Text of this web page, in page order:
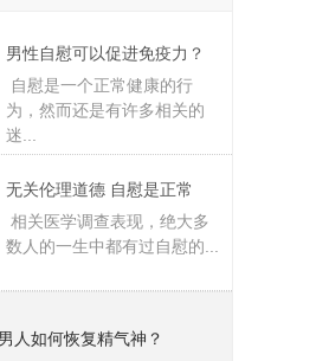
男性自慰可以促进免疫力？
是一个正常健康的行
为，然而还是有许多相关的
迷...
无关伦理道德 自慰是正常
医学调查表现，绝大多
数人的一生中都有过自慰的...
人如何恢复精气神？